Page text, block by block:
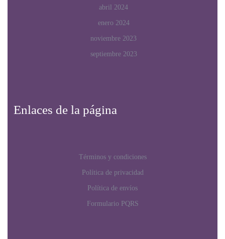
abril 2024
enero 2024
noviembre 2023
septiembre 2023
Enlaces de la página
Términos y condiciones
Política de privacidad
Política de envíos
Formulario PQRS